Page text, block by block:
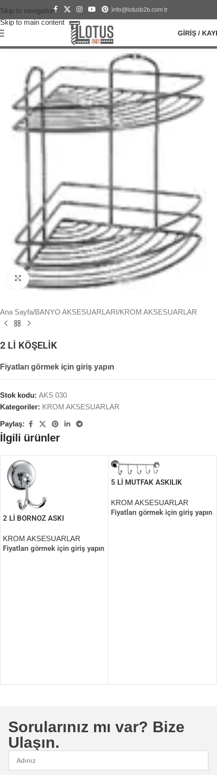
Skip to navigation
Skip to main content
info@lotusb2b.com.tr
GIRIŞ /
Büyütmek için tıklayın
Ana Sayfa/BANYO AKSESUARLARI/KROM AKSESUARLAR
2 Lİ KÖŞELİK
Fiyatları görmek için giriş yapın
Stok kodu: AKS 030
Kategoriler: KROM AKSESUARLAR
Paylaş:
İlgili ürünler
2 Lİ BORNOZ ASKI
KROM AKSESUARLAR
Fiyatları görmek için giriş yapın
5 Lİ MUTFAK ASKILIK
KROM AKSESUARLAR
Fiyatları görmek için giriş yapın
Sorularınız mı var? Bize
Ulaşın.